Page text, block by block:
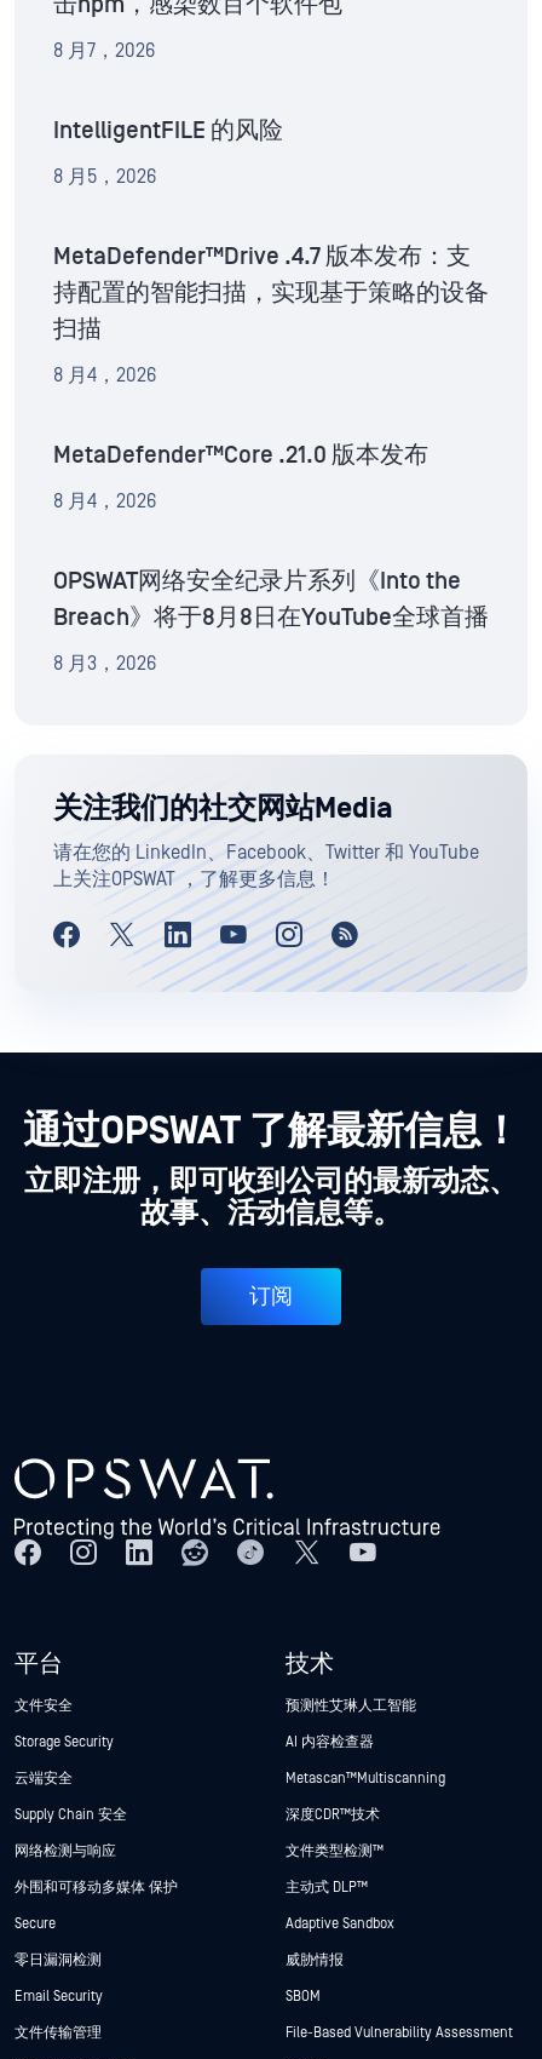
8 月7，2026
IntelligentFILE 的风险
8 月5，2026
MetaDefender™Drive .4.7 版本发布：支
持配置的智能扫描，实现基于策略的设备
扫描
8 月4，2026
MetaDefender™Core .21.0 版本发布
8 月4，2026
OPSWAT网络安全纪录片系列《Into the
Breach》将于8月8日在YouTube全球首播
8 月3，2026
关注我们的社交网站Media
请在您的 LinkedIn、Facebook、Twitter 和 YouTube
上关注OPSWAT ，了解更多信息！
通过OPSWAT 了解最新信息！
立即注册，即可收到公司的最新动态、
故事、活动信息等。
订阅
平台
文件安全
Storage Security
云端安全
Supply Chain 安全
网络检测与响应
外围和可移动多媒体 保护
Secure
零日漏洞检测
Email Security
文件传输管理
技术
预测性艾琳人工智能
AI 内容检查器
Metascan™ Multiscanning
深度CDR™技术
文件类型检测™
主动式 DLP™
Adaptive Sandbox
威胁情报
SBOM
File-Based Vulnerability Assessment